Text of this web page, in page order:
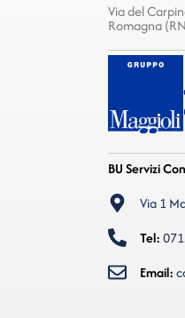
Via del
Romagna
BU Servizi
Via 1
Tel:
Email: